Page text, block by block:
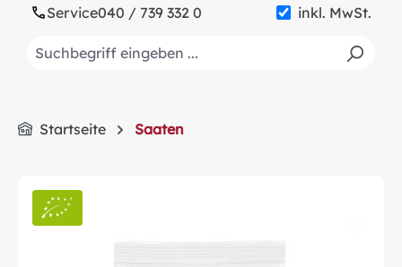
Service040 / 739 332 0 inkl. MwSt.
Startseite Saaten
Bildergalerie überspringen